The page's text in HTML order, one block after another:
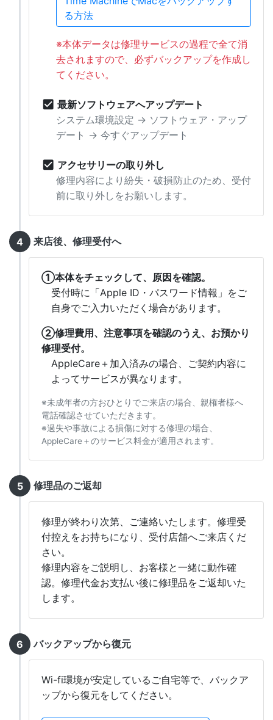
る方法
※本体データは修理サービスの過程で全て消
去されますので、必ずバックアップを作成し
てください。
check_box 最新ソフトウェアへアップデート
システム環境設定 → ソフトウェア・アップ
デート → 今すぐアップデート
check_box アクセサリーの取り外し
修理内容により紛失・破損防止のため、受付
前に取り外しをお願いします。
来店後、修理受付へ
➀本体をチェックして、原因を確認。
受付時に「Apple ID・パスワード情報」をご
自身でご入力いただく場合があります。
➁修理費用、注意事項を確認のうえ、お預かり
修理受付。
AppleCare＋加入済みの場合、ご契約内容に
よってサービスが異なります。
※未成年者の方おひとりでご来店の場合、親権者様へ
電話確認させていただきます。
※過失や事故による損傷に対する修理の場合、
AppleCare＋のサービス料金が適用されます。
修理品のご返却
修理が終わり次第、ご連絡いたします。修理受
付控えをお持ちになり、受付店舗へご来店くだ
さい。
修理内容をご説明し、お客様と一緒に動作確
認。修理代金お支払い後に修理品をご返却いた
します。
バックアップから復元
Wi-fi環境が安定しているご自宅等で、バックア
ップから復元をしてください。